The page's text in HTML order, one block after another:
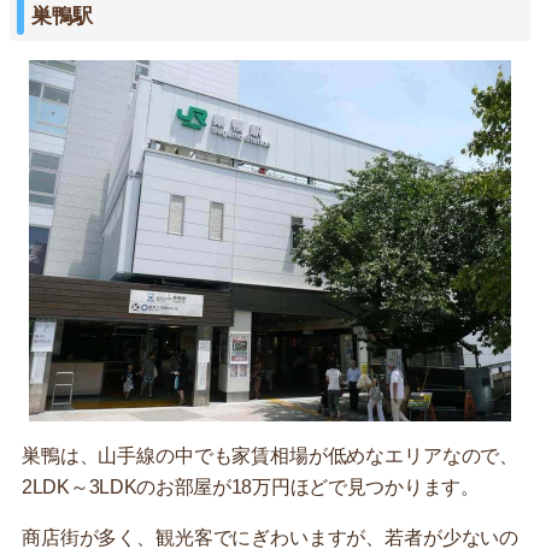
巣鴨駅
巣鴨は、山手線の中でも家賃相場が低めなエリアなので、
2LDK～3LDKのお部屋が18万円ほどで見つかります。
商店街が多く、観光客でにぎわいますが、若者が少ないの